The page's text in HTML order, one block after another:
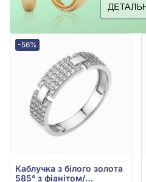
-56%
Каблучка з білого золота
585° з фіанітом/